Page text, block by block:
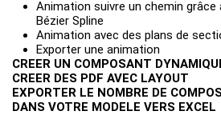
Animation suivre un chemin grâce
Bézier Spline
Animation avec des plans de
Exporter une animation
CREER UN COMPOSANT
CREER DES PDF AVEC LAYOUT
EXPORTER LE NOMBRE DE
DANS VOTRE MODELE VERS EXCEL